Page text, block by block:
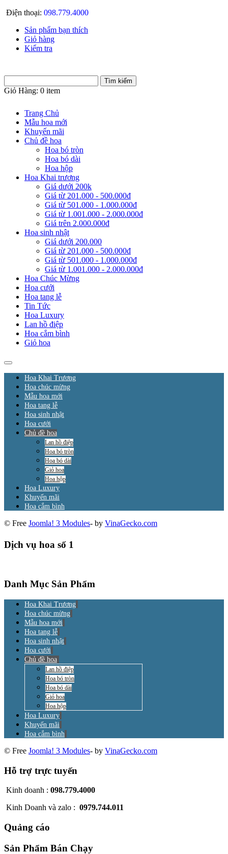
Điện thoại: 098.779.4000
Sản phẩm bạn thích
Giỏ hàng
Kiểm tra
Giỏ Hàng: 0 item
Trang Chủ
Mẫu hoa mới
Khuyến mãi
Chủ đề hoa
Hoa bó tròn
Hoa bó dài
Hoa hộp
Hoa Khai trương
Giá dưới 200k
Giá từ 201.000 - 500.000đ
Giá từ 501.000 - 1.000.000đ
Giá từ 1.001.000 - 2.000.000đ
Giá trên 2.000.000đ
Hoa sinh nhật
Giá dưới 200.000
Giá từ 201.000 - 500.000đ
Giá từ 501.000 - 1.000.000đ
Giá từ 1.001.000 - 2.000.000đ
Hoa Chúc Mừng
Hoa cưới
Hoa tang lễ
Tin Tức
Hoa Luxury
Lan hồ điệp
Hoa cắm bình
Giỏ hoa
Hoa Khai Trương
Hoa chúc mừng
Mẫu hoa mới
Hoa tang lễ
Hoa sinh nhật
Hoa cưới
Chủ đề hoa
Lan hồ điệp
Hoa bó tròn
Hoa bó dài
Giỏ hoa
Hoa hộp
Hoa Luxury
Khuyến mãi
Hoa cắm bình
© Free Joomla! 3 Modules- by VinaGecko.com
Dịch vụ hoa số 1
Danh Mục Sản Phẩm
Hoa Khai Trương
Hoa chúc mừng
Mẫu hoa mới
Hoa tang lễ
Hoa sinh nhật
Hoa cưới
Chủ đề hoa
Lan hồ điệp
Hoa bó tròn
Hoa bó dài
Giỏ hoa
Hoa hộp
Hoa Luxury
Khuyến mãi
Hoa cắm bình
© Free Joomla! 3 Modules- by VinaGecko.com
Hỗ trợ trực tuyến
Kinh doanh : 098.779.4000
Kinh Doanh và zalo : 0979.744.011
Quảng cáo
Sản Phẩm Bán Chạy